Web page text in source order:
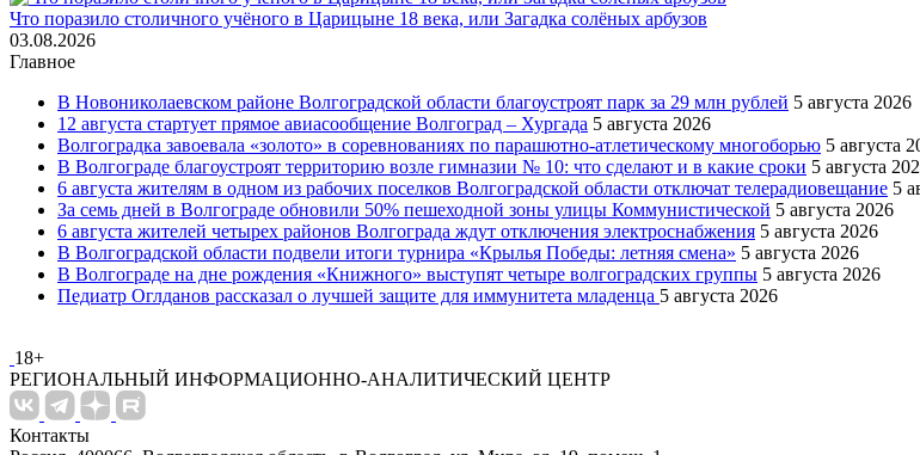
Что поразило столичного учёного в Царицыне 18 века, или Загадка солёных арбузов
03.08.2026
Главное
В Новониколаевском районе Волгоградской области благоустроят парк за 29 млн рублей 5 августа 2026
12 августа стартует прямое авиасообщение Волгоград – Хургада 5 августа 2026
Волгоградка завоевала «золото» в соревнованиях по парашютно-атлетическому многоборью 5 августа
В Волгограде благоустроят территорию возле гимназии № 10: что сделают и в какие сроки 5 августа
6 августа жителям в одном из рабочих поселков Волгоградской области отключат телерадиовещание 5
За семь дней в Волгограде обновили 50% пешеходной зоны улицы Коммунистической 5 августа 2026
6 августа жителей четырех районов Волгограда ждут отключения электроснабжения 5 августа 2026
В Волгоградской области подвели итоги турнира «Крылья Победы: летняя смена» 5 августа 2026
В Волгограде на дне рождения «Книжного» выступят четыре волгоградских группы 5 августа 2026
Педиатр Оглданов рассказал о лучшей защите для иммунитета младенца 5 августа 2026
18+
РЕГИОНАЛЬНЫЙ ИНФОРМАЦИОННО-АНАЛИТИЧЕСКИЙ ЦЕНТР
Контакты